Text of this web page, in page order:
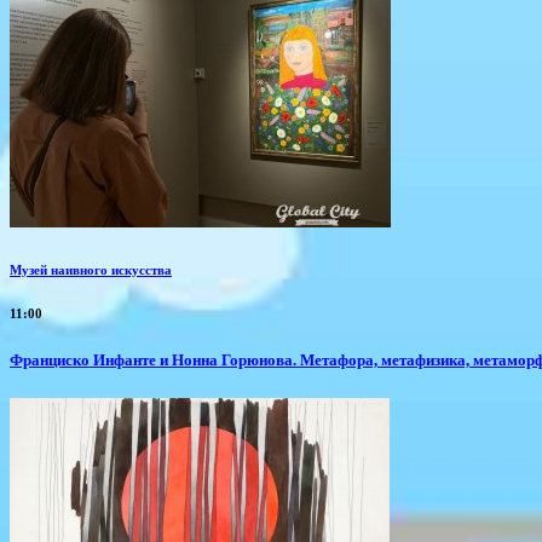
Музей наивного искусства
11:00
Франциско Инфанте и Нонна Горюнова. Метафора, метафизика,